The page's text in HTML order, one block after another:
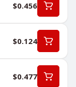
$0.456
$0.124
$0.477